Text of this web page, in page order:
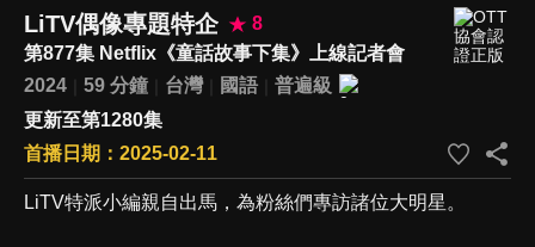
LiTV偶像專題特企
8
第877集 Netflix《童話故事下集》上線記者會
2024
59 分鐘 台灣 國語
普遍級
更新至第1280集
首播日期：2025-02-11
LiTV特派小編親自出馬，為粉絲們專訪諸位大明星。